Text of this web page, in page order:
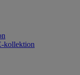
kollektion